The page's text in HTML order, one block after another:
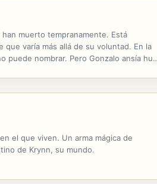
muerto tempranamente. Está
varía más allá de su voluntad. En la
puede nombrar. Pero Gonzalo ansía huir
el que viven. Un arma mágica de
de Krynn, su mundo.